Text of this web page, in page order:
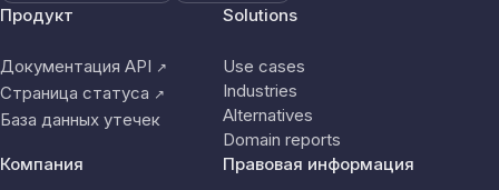
Продукт
Документация API ↗
Страница статуса ↗
База данных утечек
Solutions
Use cases
Industries
Alternatives
Domain reports
Компания
Правовая информация